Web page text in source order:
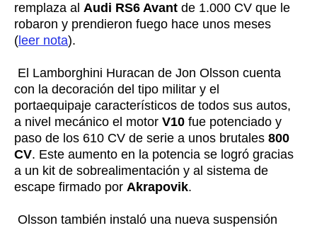
remplaza al Audi RS6 Avant de 1.000 CV que le
robaron y prendieron fuego hace unos meses
( leer nota).
El Lamborghini Huracan de Jon Olsson cuenta
con la decoración del tipo militar y el
portaequipaje característicos de todos sus autos,
a nivel mecánico el motor V10 fue potenciado y
paso de los 610 CV de serie a unos brutales 800
CV. Este aumento en la potencia se logró gracias
a un kit de sobrealimentación y al sistema de
escape firmado por Akrapovik.
Olsson también instaló una nueva suspensión